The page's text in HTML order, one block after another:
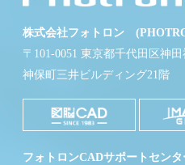
株式会社フォトロン
〒101-0051 東京都千代田区神
神保町三井ビルディング21階
フォトロンCADサポートセンタ